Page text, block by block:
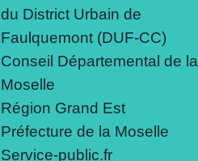
du District Urbain de
Faulquemont (DUF-CC)
Conseil Départemental de la
Moselle
Région Grand Est
Préfecture de la Moselle
Service-public.fr